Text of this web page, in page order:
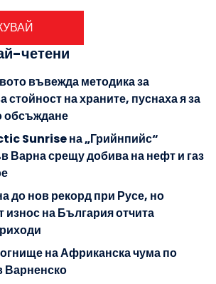
четени
въвежда методика за
стойност на храните, пуснаха я за
обсъждане
Sunrise на „Грийнпийс“
Варна срещу добива на нефт и газ
до нов рекорд при Русе, но
износ на България отчита
на Африканска чума по
Варненско